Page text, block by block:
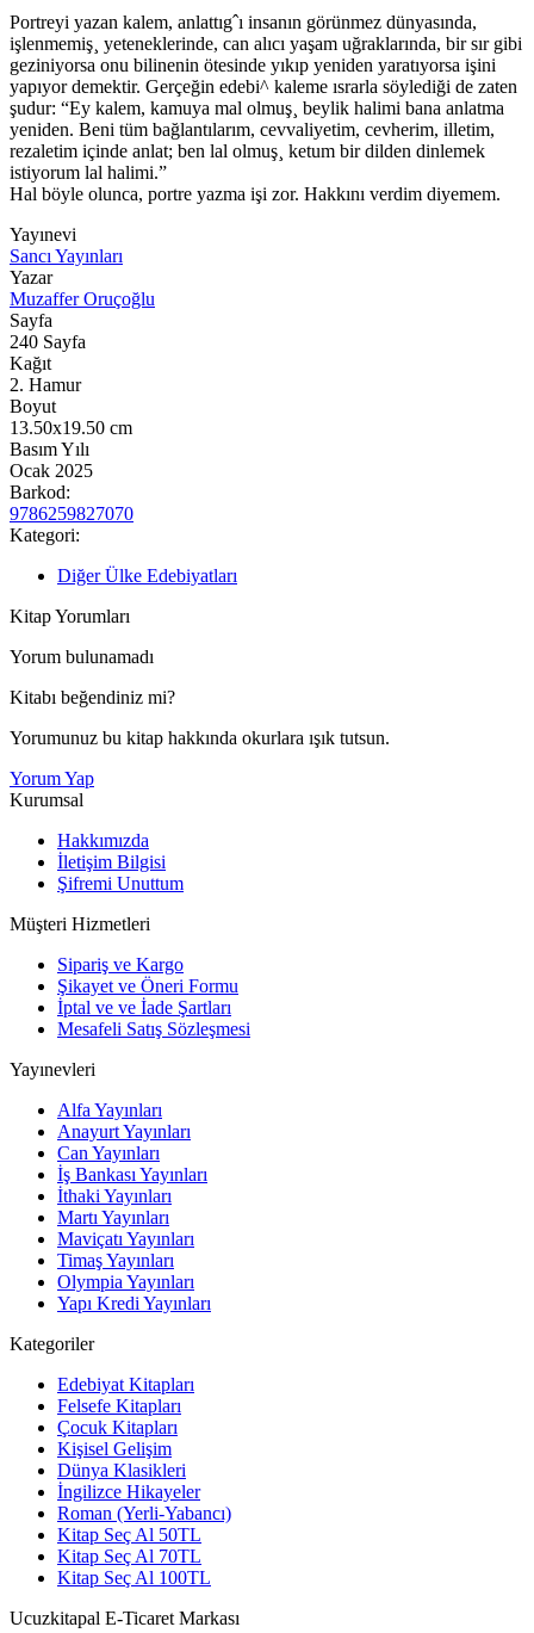
Portreyi yazan kalem, anlattıgˆı insanın görünmez dünyasında,
işlenmemiş¸ yeteneklerinde, can alıcı yaşam uğraklarında, bir sır gibi
geziniyorsa onu bilinenin ötesinde yıkıp yeniden yaratıyorsa işini
yapıyor demektir. Gerçeğin edebi^ kaleme ısrarla söylediği de zaten
şudur: “Ey kalem, kamuya mal olmuş¸ beylik halimi bana anlatma
yeniden. Beni tüm bağlantılarım, cevvaliyetim, cevherim, illetim,
rezaletim içinde anlat; ben lal olmuş¸ ketum bir dilden dinlemek
istiyorum lal halimi.”
Hal böyle olunca, portre yazma işi zor. Hakkını verdim diyemem.
Yayınevi
Sancı Yayınları
Yazar
Muzaffer Oruçoğlu
Sayfa
240 Sayfa
Kağıt
2. Hamur
Boyut
13.50x19.50 cm
Basım Yılı
Ocak 2025
Barkod:
9786259827070
Kategori:
Diğer Ülke Edebiyatları
Kitap Yorumları
Yorum bulunamadı
Kitabı beğendiniz mi?
Yorumunuz bu kitap hakkında okurlara ışık tutsun.
Yorum Yap
Kurumsal
Hakkımızda
İletişim Bilgisi
Şifremi Unuttum
Müşteri Hizmetleri
Sipariş ve Kargo
Şikayet ve Öneri Formu
İptal ve ve İade Şartları
Mesafeli Satış Sözleşmesi
Yayınevleri
Alfa Yayınları
Anayurt Yayınları
Can Yayınları
İş Bankası Yayınları
İthaki Yayınları
Martı Yayınları
Maviçatı Yayınları
Timaş Yayınları
Olympia Yayınları
Yapı Kredi Yayınları
Kategoriler
Edebiyat Kitapları
Felsefe Kitapları
Çocuk Kitapları
Kişisel Gelişim
Dünya Klasikleri
İngilizce Hikayeler
Roman (Yerli-Yabancı)
Kitap Seç Al 50TL
Kitap Seç Al 70TL
Kitap Seç Al 100TL
Ucuzkitapal E-Ticaret Markası